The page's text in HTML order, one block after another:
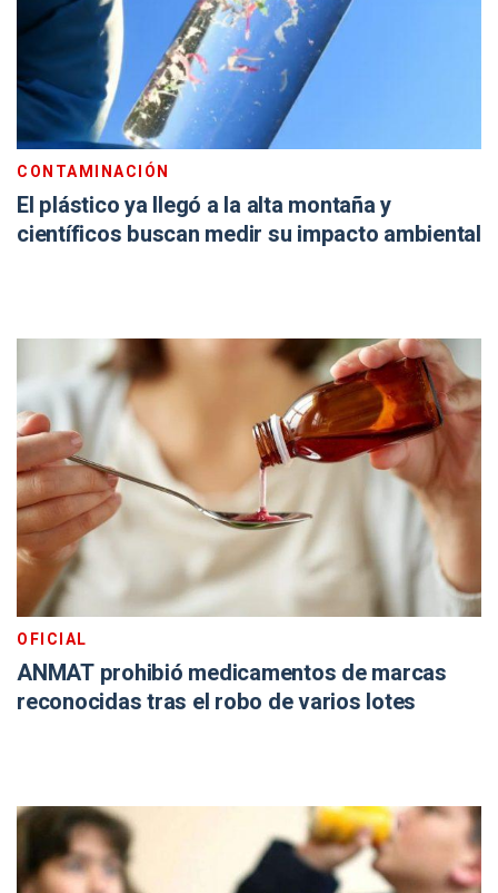
CONTAMINACIÓN
El plástico ya llegó a la alta montaña y
científicos buscan medir su impacto ambiental
OFICIAL
ANMAT prohibió medicamentos de marcas
reconocidas tras el robo de varios lotes